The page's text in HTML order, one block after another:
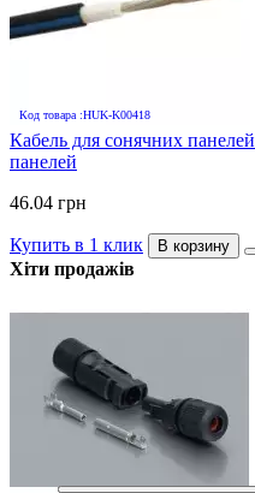
Код товара :HUK-K00418
Кабель для сонячних
панелей
46.04 грн
Купить в 1 клик В корзину
Хіти продажів